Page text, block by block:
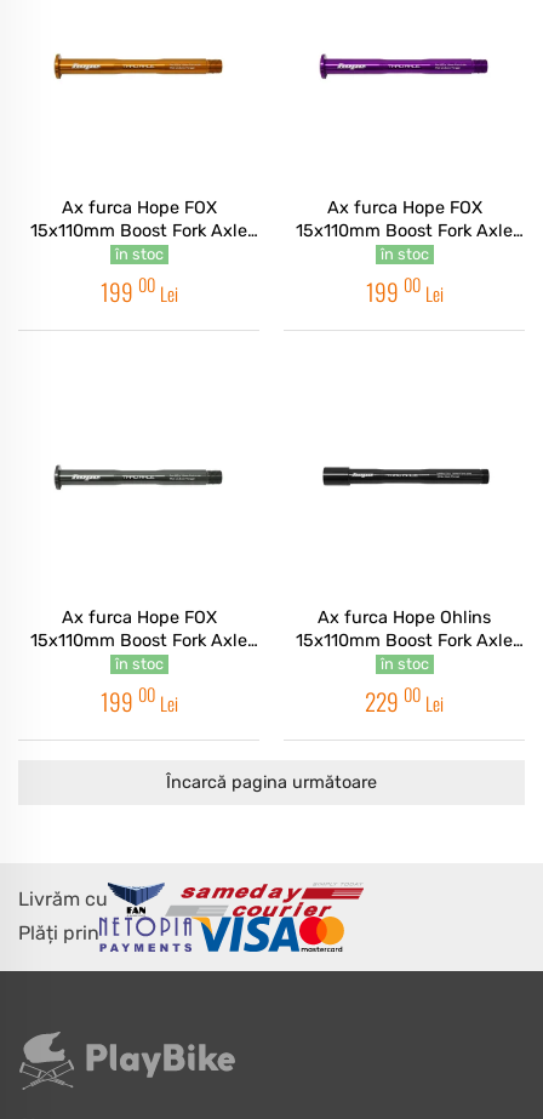
Ax furca Hope FOX
15x110mm Boost Fork Axle
Orange
în stoc
199 00 Lei
Ax furca Hope FOX
15x110mm Boost Fork Axle
Purple
în stoc
199 00 Lei
Ax furca Hope FOX
15x110mm Boost Fork Axle
Smoke
în stoc
199 00 Lei
Ax furca Hope Ohlins
15x110mm Boost Fork Axle
Black
în stoc
229 00 Lei
Încarcă pagina următoare
Livrăm cu
Plăți prin